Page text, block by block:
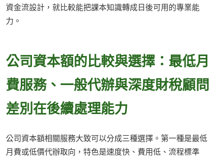
資金流設計，就比較能把課本知識轉成日後可用的專業能
力。
公司資本額的比較與選擇：最低月
費服務、一般代辦與深度財稅顧問
差別在後續處理能力
公司資本額相關服務大致可以分成三種選擇。第一種是最低
月費或低價代辦取向，特色是速度快、費用低、流程標準